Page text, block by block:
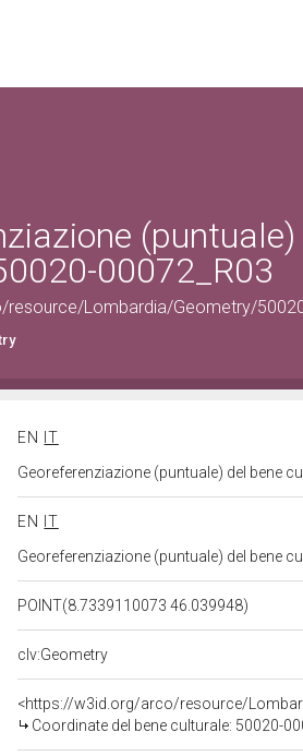
00072_R03
Lombardia/Geometry/
EN
IT
Georeferenziazione (puntuale) del bene
EN
IT
Georeferenziazione (puntuale) del bene
POINT(8.7339110073 46.039948)
clv:Geometry
<https://w3id.org/arco/resource/
Coordinate del bene culturale: 50020-